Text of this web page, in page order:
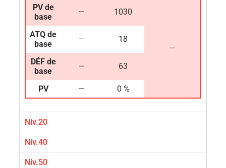
PV de
base
— 1030
—
ATQ de
base
— 18
DÉF de
base
— 63
PV — 0 %
Niv.20
Niv.40
Niv.50